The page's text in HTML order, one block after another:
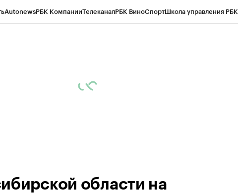
AutonewsРБК КомпанииТелеканалРБК ВиноСпортШкола управления РБК
области на